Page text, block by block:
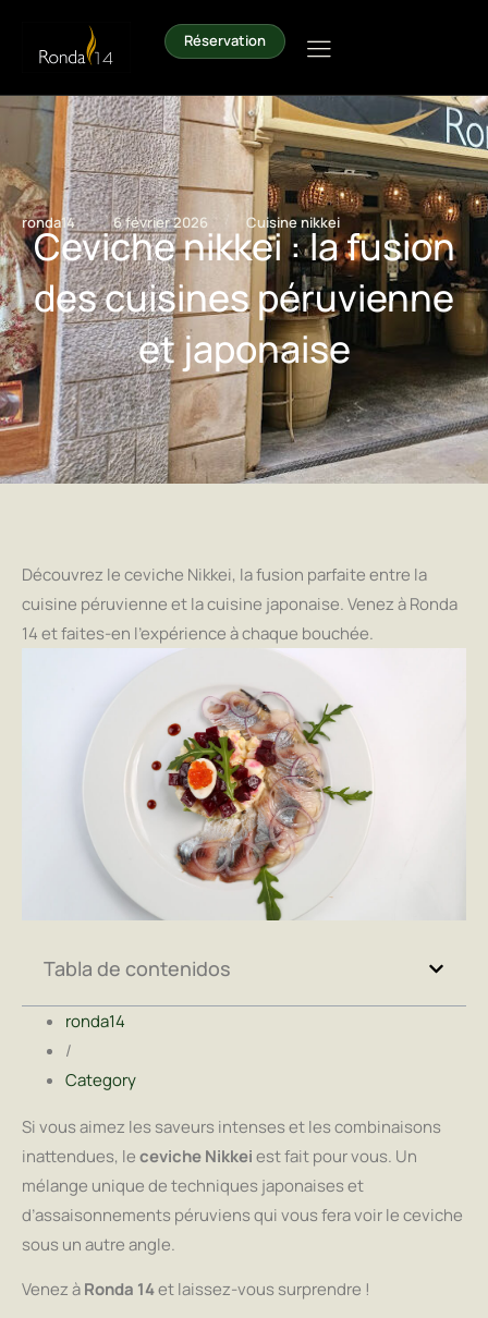
Réservation
ronda14 / 6 février 2026 Cuisine nikkei
Ceviche nikkei : la fusion
des cuisines péruvienne
et japonaise
Découvrez le ceviche Nikkei, la fusion parfaite entre la
cuisine péruvienne et la cuisine japonaise. Venez à Ronda
14 et faites-en l'expérience à chaque bouchée.
Tabla de contenidos
ronda14
/
Category
Si vous aimez les saveurs intenses et les combinaisons
inattendues, leceviche Nikkeiest fait pour vous. Un
mélange unique de techniques japonaises et
d’assaisonnements péruviens qui vous fera voir le ceviche
sous un autre angle.
Venez àRonda 14et laissez-vous surprendre !